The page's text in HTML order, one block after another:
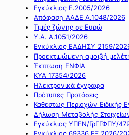
Εγκύκλιος Ε.2005/2026
Απόφαση ΑΑΔΕ Α.1048/2026
Τιμές ζώνης σε Ευρώ
Υ.Α. Α.1051/2026
Εγκύκλιος ΕΑΔΗΣΥ 2159/
Προεκτιμώμενη αμοιβή
Έκπτωση ΕΝΦΙΑ
ΚΥΑ 17354/2026
Ηλεκτρονικά έγγραφα
Πρότυπες Προτάσεις
Καθεστώς Περιοχών Ειδικής
Δήλωση Μεταβολής
Εγκύκλιος ΥΠΕΝ/ΓρΓΓΦΠΥ/